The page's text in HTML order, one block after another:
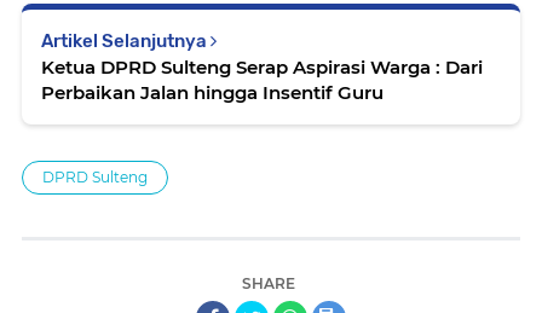
Artikel Selanjutnya
Ketua DPRD Sulteng Serap Aspirasi Warga : Dari
Perbaikan Jalan hingga Insentif Guru
DPRD Sulteng
SHARE